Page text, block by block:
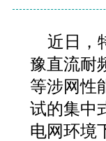
近日，
豫直流耐
等涉网性
试的集中
电网环境